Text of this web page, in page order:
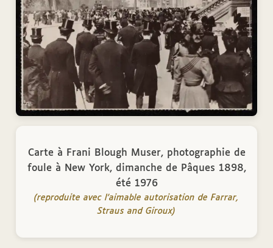
Carte à Frani Blough Muser, photographie de
foule à New York, dimanche de Pâques 1898,
été 1976
(reproduite avec l'aimable autorisation de Farrar,
Straus and Giroux)